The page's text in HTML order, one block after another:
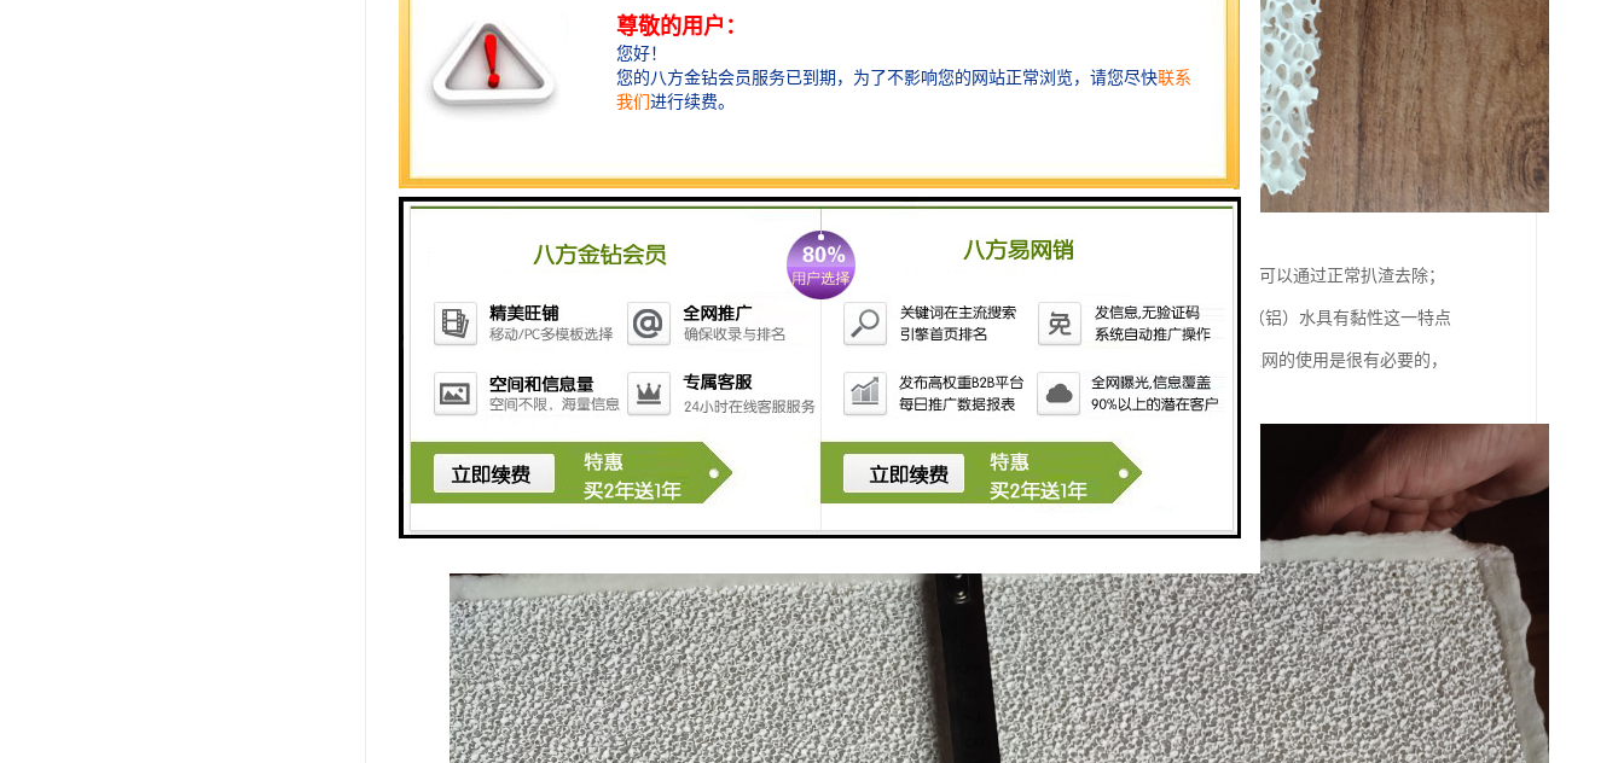
在熔化炉中所有的氧化物及化物都会以渣的形式流离于铁（铝）水中。当它们的直径大于0.1mm时上浮很快，可以通过正常扒渣去除；
当直径小于0.09mm，尤其在0.002mm左右时，这样子的杂质上浮慢，并且上升速度不受自重制约，而是受铁（铝）水具有黏性这一特点
制约而悬浮于铁（铝）水中。想不使用挡渣棉和过滤网就把铁（铝）水做到纯净是很难的，所以挡渣棉和过滤网的使用是很有必要的，
无论什么手段都很难替代挡渣棉和过滤网。